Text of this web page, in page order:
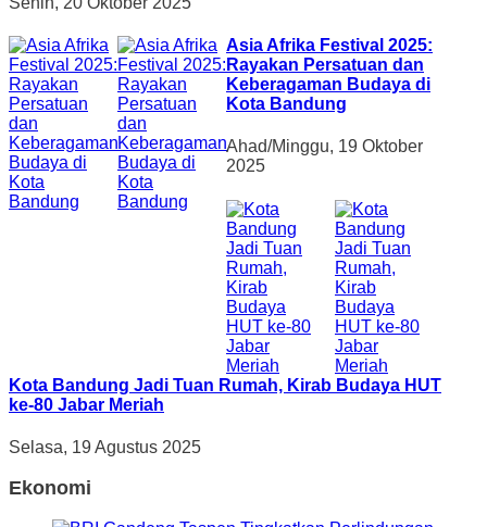
Asia Afrika Festival 2025:
Rayakan Persatuan dan
Keberagaman Budaya di
Kota Bandung
Ahad/Minggu, 19 Oktober
2025
Kota Bandung Jadi Tuan Rumah, Kirab Budaya HUT
ke-80 Jabar Meriah
Selasa, 19 Agustus 2025
Ekonomi